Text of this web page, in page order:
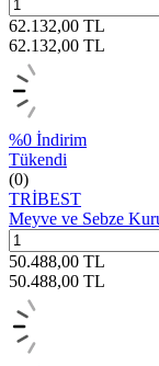
62.132,00 TL
62.132,00 TL
%0 İndirim
Tükendi
(0)
TRİBEST
Meyve ve Sebze
50.488,00 TL
50.488,00 TL